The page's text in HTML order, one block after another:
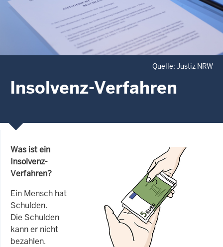
Quelle: Justiz NRW
Insolvenz-Verfahren
Was ist ein
Insolvenz-
Verfahren?
Ein Mensch hat
Schulden.
Die Schulden
kann er nicht
bezahlen.